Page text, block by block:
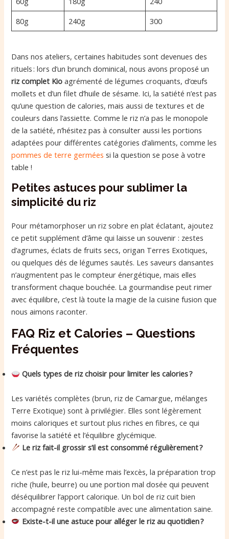
80g
240g 300
Dans nos ateliers, certaines habitudes sont devenues des
rituels : lors d’un brunch dominical, nous avons proposé un
riz complet Kio agrémenté de légumes croquants, d’œufs
mollets et d’un filet d’huile de sésame. Ici, la satiété n’est pas
qu’une question de calories, mais aussi de textures et de
couleurs dans l’assiette. Comme le riz n’a pas le monopole
de la satiété, n’hésitez pas à consulter aussi les portions
adaptées pour différentes catégories d’aliments, comme les
pommes de terre germées si la question se pose à votre
table !
Petites astuces pour sublimer la
simplicité du riz
Pour métamorphoser un riz sobre en plat éclatant, ajoutez
ce petit supplément d’âme qui laisse un souvenir : zestes
d’agrumes, éclats de fruits secs, origan Terres Exotiques,
ou quelques dés de légumes sautés. Les saveurs dansantes
n’augmentent pas le compteur énergétique, mais elles
transforment chaque bouchée. La gourmandise peut rimer
avec équilibre, c’est là toute la magie de la cuisine fusion que
nous aimons raconter.
FAQ Riz et Calories – Questions
Fréquentes
Quels types de riz choisir pour limiter les calories ?
Les variétés complètes (brun, riz de Camargue, mélanges
Terre Exotique) sont à privilégier. Elles sont légèrement
moins caloriques et surtout plus riches en fibres, ce qui
favorise la satiété et l’équilibre glycémique.
Le riz fait-il grossir s’il est consommé régulièrement ?
Ce n’est pas le riz lui-même mais l’excès, la préparation trop
riche (huile, beurre) ou une portion mal dosée qui peuvent
déséquilibrer l’apport calorique. Un bol de riz cuit bien
accompagné reste compatible avec une alimentation saine.
Existe-t-il une astuce pour alléger le riz au quotidien ?